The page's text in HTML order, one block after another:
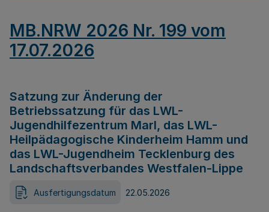
MB.NRW 2026 Nr. 199 vom
17.07.2026
Satzung zur Änderung der
Betriebssatzung für das LWL-
Jugendhilfezentrum Marl, das LWL-
Heilpädagogische Kinderheim Hamm und
das LWL-Jugendheim Tecklenburg des
Landschaftsverbandes Westfalen-Lippe
Ausfertigungsdatum 22.05.2026